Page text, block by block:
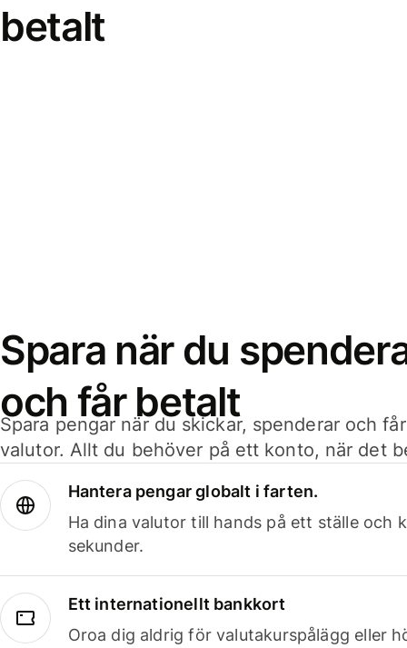
betalt
Spara när du
och får betalt
Spara pengar när du skickar, spenderar och
valutor. Allt du behöver på ett konto, när det
Hantera pengar globalt i farten.
Ha dina valutor till hands på ett ställe och
sekunder.
Ett internationellt bankkort
Oroa dig aldrig för valutakurspålägg eller